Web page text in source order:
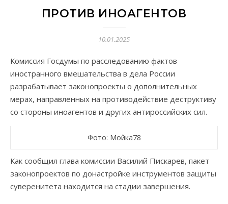
ПРОТИВ ИНОАГЕНТОВ
10.01.2025
Комиссия Госдумы по расследованию фактов
иностранного вмешательства в дела России
разрабатывает законопроекты о дополнительных
мерах, направленных на противодействие деструктиву
со стороны иноагентов и других антироссийских сил.
Фото: Мойка78
Как сообщил глава комиссии Василий Пискарев, пакет
законопроектов по донастройке инструментов защиты
суверенитета находится на стадии завершения.